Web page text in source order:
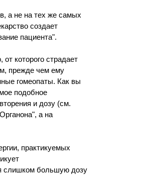
а не на тех же самых
создает
пациента".
которого страдает
прежде чем ему
гомеопаты. Как вы
подобное
и дозу (см.
а на
практикуемых
слишком большую дозу